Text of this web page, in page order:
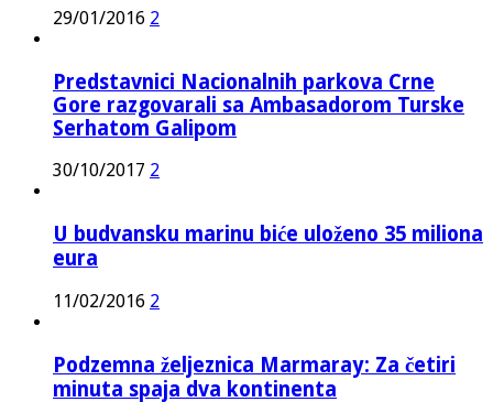
29/01/2016 2
Predstavnici Nacionalnih parkova Crne
Gore razgovarali sa Ambasadorom Turske
Serhatom Galipom
30/10/2017 2
U budvansku marinu biće uloženo 35 miliona
eura
11/02/2016 2
Podzemna željeznica Marmaray: Za četiri
minuta spaja dva kontinenta